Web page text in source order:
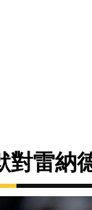
對雷納